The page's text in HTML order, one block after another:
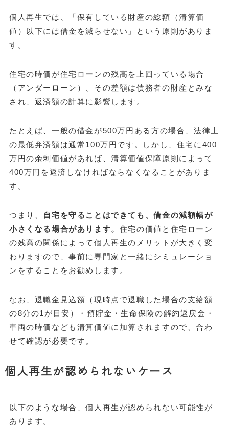
個人再生では、「保有している財産の総額（清算価
値）以下には借金を減らせない」という原則がありま
す。
住宅の時価が住宅ローンの残高を上回っている場合
（アンダーローン）、その差額は債務者の財産とみな
され、返済額の計算に影響します。
たとえば、一般の借金が500万円ある方の場合、法律上
の最低弁済額は通常100万円です。しかし、住宅に400
万円の余剰価値があれば、清算価値保障原則によって
400万円を返済しなければならなくなることがありま
す。
つまり、 自宅を守ることはできても、借金の減額幅が
小さくなる場合があります。 住宅の価値と住宅ローン
の残高の関係によって個人再生のメリットが大きく変
わりますので、事前に専門家と一緒にシミュレーショ
ンをすることをお勧めします。
なお、退職金見込額（現時点で退職した場合の支給額
の8分の1が目安）・預貯金・生命保険の解約返戻金・
車両の時価なども清算価値に加算されますので、合わ
せて確認が必要です。
個人再生が認められないケース
以下のような場合、個人再生が認められない可能性が
あります。